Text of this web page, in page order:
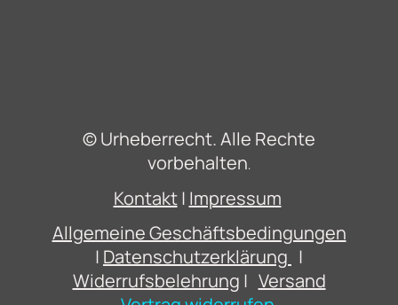
© Urheberrecht. Alle Rechte
vorbehalten.
Kontakt| Impressum
Allgemeine Geschäftsbedingungen
| Datenschutzerklärung |
Widerrufsbelehrung | Versand